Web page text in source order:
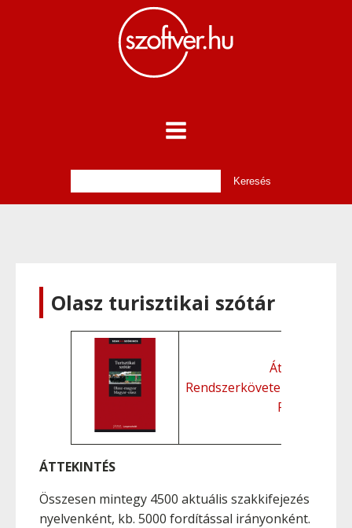
Olasz turisztikai szótár
Áttekintés
Rendszerkövetelmények
Funkciók
ÁTTEKINTÉS
Összesen mintegy 4500 aktuális szakkifejezés
nyelvenként, kb. 5000 fordítással irányonként.